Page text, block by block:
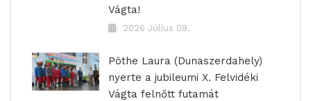
Vágta!
2026 Július 09.
Pöthe Laura (Dunaszerdahely)
nyerte a jubileumi X. Felvidéki
Vágta felnőtt futamát